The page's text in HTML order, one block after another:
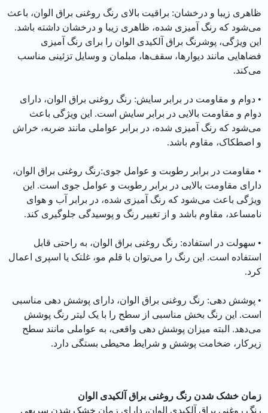
ظاهری زیبا و درخشان: براقیت بالای رنگ روغنی براق الوان، باعث
می‌شود که رنگ آمیزی شده، ظاهری زیبا و درخشان داشته باشد.
این ویژگی، پوشرنگ براق آلکیدی الوان را برای رنگ آمیزی
فضاهایی مانند دیوارها، سقف‌ها، مبلمان و وسایل تزئینی مناسب
می‌کند.
• دوام و مقاومت در برابر سایش: رنگ روغنی براق الوان، دارای
دوام و مقاومت بالایی در برابر سایش است. این ویژگی باعث
می‌شود که رنگ آمیزی شده، در برابر عواملی مانند ضربه، خراش
و اصطکاک، مقاوم باشد.
• مقاومت در برابر رطوبت و عوامل جوی:رنگ روغنی براق الوان،
دارای مقاومت بالایی در برابر رطوبت و عوامل جوی است. این
ویژگی باعث می‌شود که رنگ آمیزی شده، در برابر آب و هوای
نامساعد، مقاوم باشد و از تغییر رنگ و پوسیدگی جلوگیری کند.
• سهولت در استفاده: رنگ روغنی براق الوان، به راحتی قابل
استفاده است. این رنگ را می‌توان با قلم مو، غلتک یا اسپری اعمال
کرد.
• پوشش دهی: رنگ روغنی براق الوان، دارای پوشش دهی مناسبی
است. این رنگ بخش مناسبی از سطح را با یک لیتر رنگ پوشش
می‌دهد. البته میزان پوشش دهی واقعی، به عواملی مانند سطح
زیرکار، ضخامت پوشش و شرایط محیطی بستگی دارد.
زمان خشک شدن رنگ روغنی براق آلکیدی الوان
رنگ روغنی براق آلکیدی الوان، دارای زمان خشک شدن سریعی